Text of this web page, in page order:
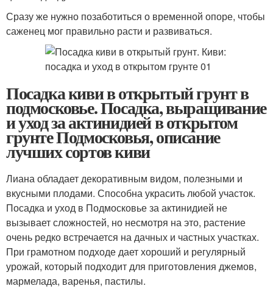
­Сразу же нужно позаботиться о временной опоре, чтобы
саженец мог правильно расти и развиваться.
Посадка киви в открытый грунт в
подмосковье. Посадка, выращивание
и уход за актинидией в открытом
грунте Подмосковья, описание
лучших сортов киви
Лиана обладает декоративным видом, полезными и
вкусными плодами. Способна украсить любой участок.
Посадка и уход в Подмосковье за актинидией не
вызывает сложностей, но несмотря на это, растение
очень редко встречается на дачных и частных участках.
При грамотном подходе дает хороший и регулярный
урожай, который подходит для приготовления джемов,
мармелада, варенья, пастилы.